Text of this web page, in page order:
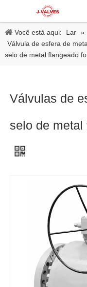
Você está aqui: Lar »
Válvula de esfera de
selo de metal flangeado
Válvulas de
selo de metal